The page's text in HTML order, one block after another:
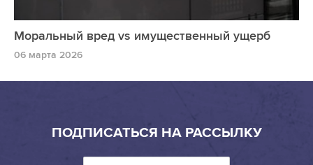
Моральный вред vs имущественный ущерб
06 марта 2026
ПОДПИСАТЬСЯ НА РАССЫЛКУ